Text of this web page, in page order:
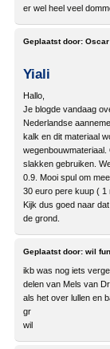
er wel heel veel
Geplaatst door:
Yiali
Hallo,
Je blogde vandaag
Nederlandse
kalk en dit materiaal
slakken gebruiken.
0.9. Mooi spul om
30 euro pere kuup ( 1
Kijk dus goed naar
de grond.
Geplaatst door: wil
ikb was nog iets
delen van Mels van
als het over lullen en
gr
wil